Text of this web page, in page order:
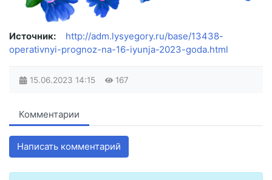
Источник:
http://adm.lysyegory.ru/base/13438-
operativnyi-prognoz-na-16-iyunja-2023-goda.html
15.06.2023 14:15 167
Комментарии
Написать комментарий